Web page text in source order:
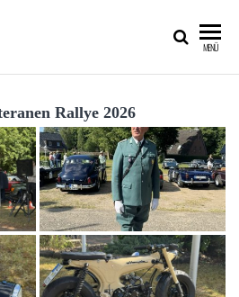
MENÜ
Rallye 2026